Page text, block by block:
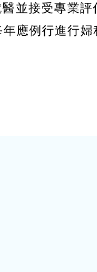
並接受專業
應例行進行婦